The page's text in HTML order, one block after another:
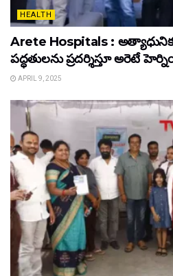
HEALTH
Arete Hospitals :
పద్ధతులను ప్రదర్శిస్తూ అరెటే
APRIL 9, 2025